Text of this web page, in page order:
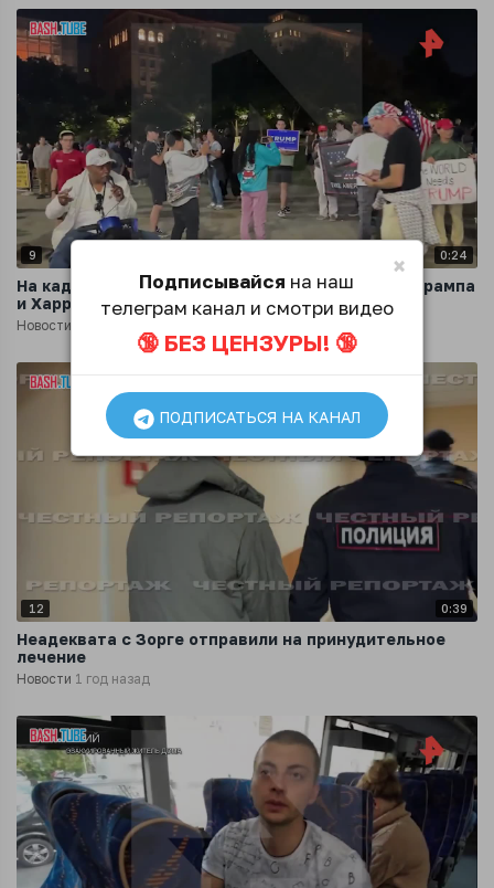
9 0:24
На кадрах РЕН ТВ - обстановка после дебатов Трампа
и Харрис в Филадельфии
Новости
12 0:39
Неадеквата с Зорге отправили на принудительное
лечение
Новости 1 год назад
×
Подписывайся на наш
телеграм канал и смотри видео
🔞 БЕЗ ЦЕНЗУРЫ! 🔞
ПОДПИСАТЬСЯ НА КАНАЛ